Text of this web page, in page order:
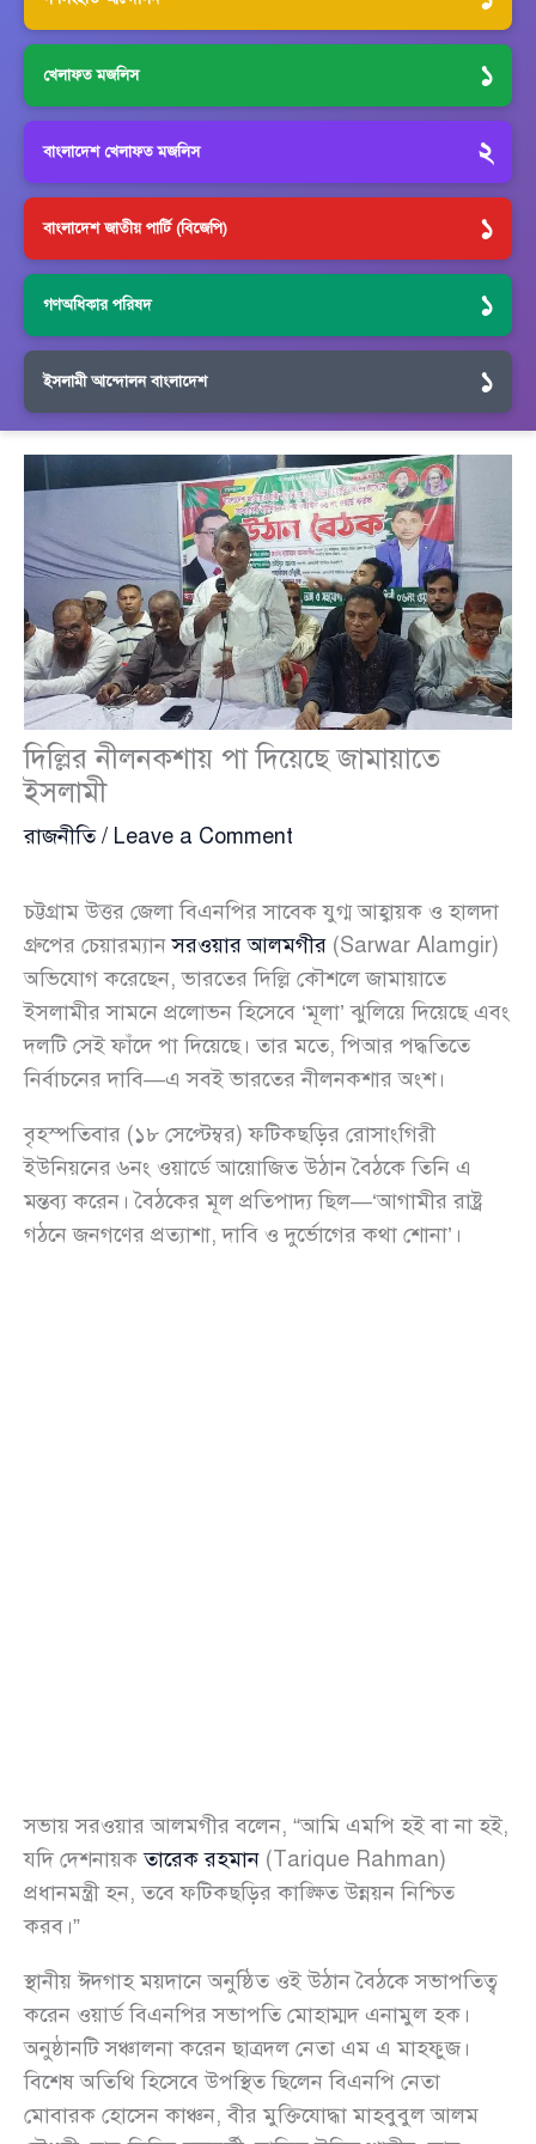
খেলাফত মজলিস ১
বাংলাদেশ খেলাফত মজলিস ২
বাংলাদেশ জাতীয় পার্টি (বিজেপি) ১
গণঅধিকার পরিষদ ১
ইসলামী আন্দোলন বাংলাদেশ ১
দিল্লির নীলনকশায় পা দিয়েছে জামায়াতে
ইসলামী
রাজনীতি/ Leave a Comment
চট্টগ্রাম উত্তর জেলা বিএনপির সাবেক যুগ্ম আহ্বায়ক ও হালদা
গ্রুপের চেয়ারম্যানসরওয়ার আলমগীর (Sarwar Alamgir)
অভিযোগ করেছেন, ভারতের দিল্লি কৌশলে জামায়াতে
ইসলামীর সামনে প্রলোভন হিসেবে ‘মূলা’ ঝুলিয়ে দিয়েছে এবং
দলটি সেই ফাঁদে পা দিয়েছে। তার মতে, পিআর পদ্ধতিতে
নির্বাচনের দাবি—এ সবই ভারতের নীলনকশার অংশ।
বৃহস্পতিবার (১৮ সেপ্টেম্বর) ফটিকছড়ির রোসাংগিরী
ইউনিয়নের ৬নং ওয়ার্ডে আয়োজিত উঠান বৈঠকে তিনি এ
মন্তব্য করেন। বৈঠকের মূল প্রতিপাদ্য ছিল—‘আগামীর রাষ্ট্র
গঠনে জনগণের প্রত্যাশা, দাবি ও দুর্ভোগের কথা শোনা’।
সভায় সরওয়ার আলমগীর বলেন, “আমি এমপি হই বা না হই,
যদি দেশনায়কতারেক রহমান (Tarique Rahman)
প্রধানমন্ত্রী হন, তবে ফটিকছড়ির কাঙ্ক্ষিত উন্নয়ন নিশ্চিত
করব।”
স্থানীয় ঈদগাহ ময়দানে অনুষ্ঠিত ওই উঠান বৈঠকে সভাপতিত্ব
করেন ওয়ার্ড বিএনপির সভাপতি মোহাম্মদ এনামুল হক।
অনুষ্ঠানটি সঞ্চালনা করেন ছাত্রদল নেতা এম এ মাহফুজ।
বিশেষ অতিথি হিসেবে উপস্থিত ছিলেন বিএনপি নেতা
মোবারক হোসেন কাঞ্চন, বীর মুক্তিযোদ্ধা মাহবুবুল আলম